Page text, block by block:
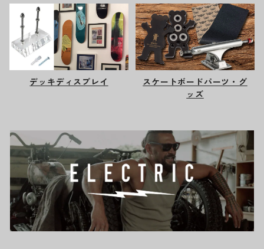
デッキディスプレイ
スケートボードパーツ・グ
ッズ